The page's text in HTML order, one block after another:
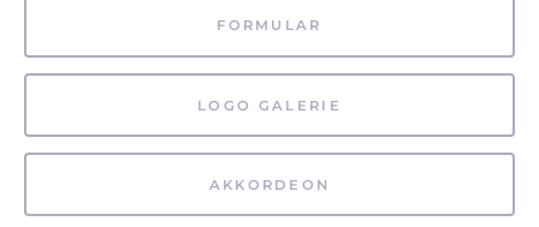
FORMULAR
LOGO GALERIE
AKKORDEON